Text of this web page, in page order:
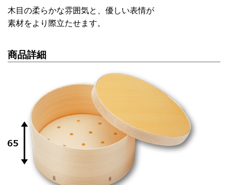
木目の柔らかな雰囲気と、優しい表情が
素材をより際立たせます。
商品詳細